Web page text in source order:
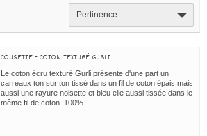
Pertinence
COUSETTE - COTON TEXTURÉ GURLI
Le coton écru texturé Gurli présente d'une part un
carreaux ton sur ton tissé dans un fil de coton épais mais
aussi une rayure noisette et bleu elle aussi tissée dans le
même fil de coton. 100%...